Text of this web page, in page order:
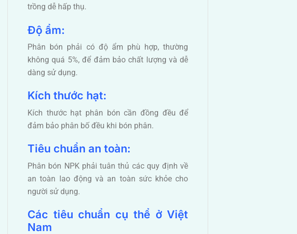
trồng dễ hấp thụ.
Độ ẩm:
Phân bón phải có độ ẩm phù hợp, thường
không quá 5%, để đảm bảo chất lượng và dễ
dàng sử dụng.
Kích thước hạt:
Kích thước hạt phân bón cần đồng đều để
đảm bảo phân bố đều khi bón phân.
Tiêu chuẩn an toàn:
Phân bón NPK phải tuân thủ các quy định về
an toàn lao động và an toàn sức khỏe cho
người sử dụng.
Các tiêu chuẩn cụ thể ở Việt
Nam